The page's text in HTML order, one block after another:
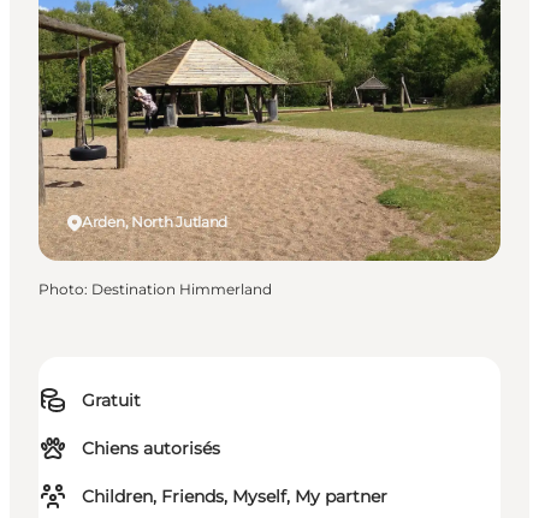
Gratuit
Chiens autorisés
Children, Friends, Myself, My partner
Arden, North Jutland
Photo: Destination Himmerland